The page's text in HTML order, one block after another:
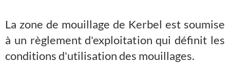
La zone de mouillage de Kerbel est soumise
à un règlement d'exploitation qui définit les
conditions d'utilisation des mouillages.